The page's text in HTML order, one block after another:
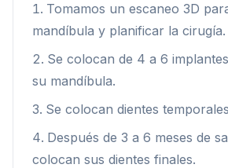
Tomamos un escaneo 3D
mandíbula y planificar la cirugía.
Se colocan de 4 a 6
su mandíbula.
Se colocan dientes
Después de 3 a 6 meses de
colocan sus dientes finales.